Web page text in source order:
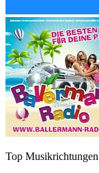
Top Musikrichtungen